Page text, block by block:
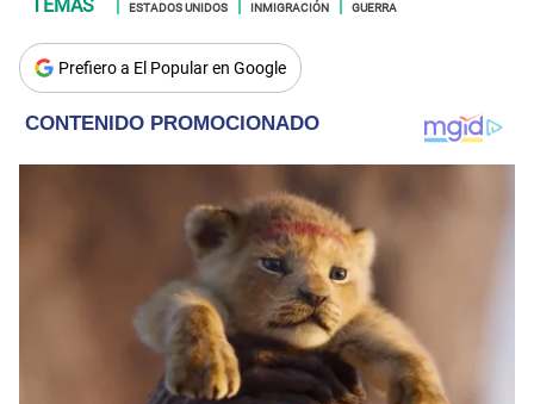
ESTADOS UNIDOS INMIGRACIÓN GUERRA
Prefiero a El Popular en Google